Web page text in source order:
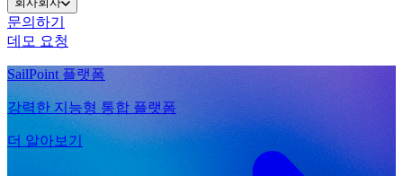
문의하기
데모 요청
SailPoint 플랫폼
강력한 지능형 통합 플랫폼
더 알아보기